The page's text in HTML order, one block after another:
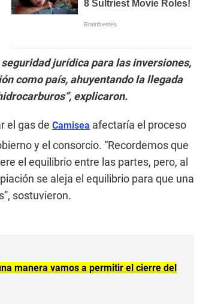
jurídica para las inversiones,
como país, ahuyentando la llegada
explicaron.
el gas de Camisea afectaría el proceso
y el consorcio. “Recordemos que
el equilibrio entre las partes, pero, al
se aleja el equilibrio para que una
sostuvieron.
manera vamos a permitir el cierre del